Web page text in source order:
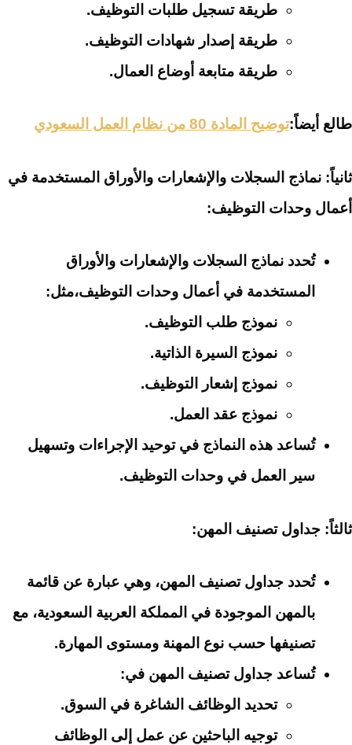
طريقة تسجيل طلبات التوظيف.
طريقة إصدار شهادات التوظيف.
طريقة متابعة أوضاع العمال.
طالع أيضاً:توضيح المادة 80 من نظام العمل السعودي
ثانياً: نماذج السجلات والإشعارات والأوراق المستخدمة في
أعمال وحدات التوظيف:
تُحدد نماذج السجلات والإشعارات والأوراق
المستخدمة في أعمال وحدات التوظيف،مثل:
نموذج طلب التوظيف.
نموذج السيرة الذاتية.
نموذج إشعار التوظيف.
نموذج عقد العمل.
تُساعد هذه النماذج في توحيد الإجراءات وتسهيل
سير العمل في وحدات التوظيف.
ثالثاً: جداول تصنيف المهن:
تُحدد جداول تصنيف المهن، وهي عبارة عن قائمة
بالمهن الموجودة في المملكة العربية السعودية، مع
تصنيفها حسب نوع المهنة ومستوى المهارة.
تُساعد جداول تصنيف المهن في:
تحديد الوظائف الشاغرة في السوق.
توجيه الباحثين عن عمل إلى الوظائف